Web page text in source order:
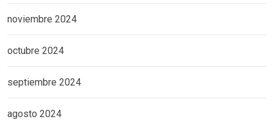
noviembre 2024
octubre 2024
septiembre 2024
agosto 2024